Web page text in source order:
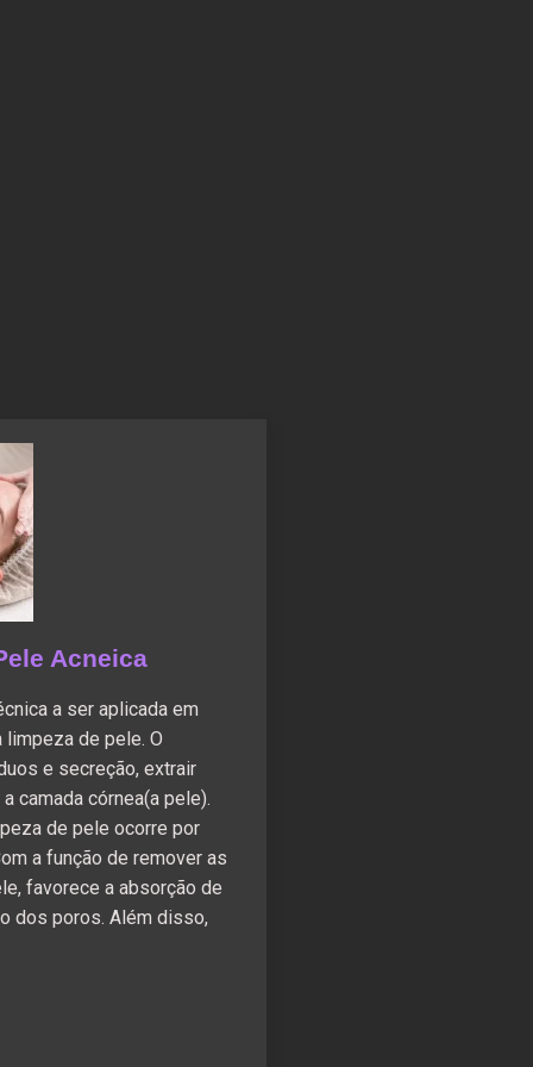
Acneica
a ser aplicada em
de pele. O
e secreção, extrair
camada córnea(a pele).
de pele ocorre por
a função de remover as
favorece a absorção de
dos poros. Além disso,